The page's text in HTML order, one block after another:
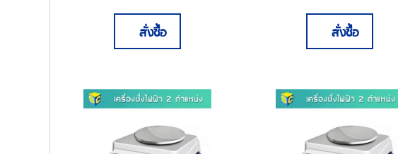
สั่งซื้อ สั่งซื้อ